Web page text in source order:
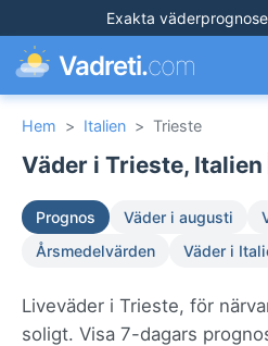
Exakta
Vadreti.com
Hem > Italien > Trieste
Väder i Trieste,
Prognos Väder i augusti
Årsmedelvärden
Väder i
Liveväder i Trieste, för
soligt. Visa 7-dagars